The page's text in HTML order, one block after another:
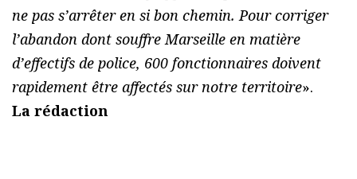
ne pas s’arrêter en si bon chemin. Pour corriger
l’abandon dont souffre Marseille en matière
d’effectifs de police, 600 fonctionnaires doivent
rapidement être affectés sur notre territoire».
La rédaction